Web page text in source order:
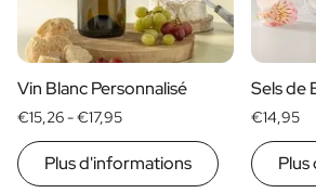
Cadeau d'anniversaire de Mariage
Cadeaux pour les couples mariés
Mise en place de la table
Message sur un cadeau
Carte à Gratter Cadeau
Cadeau pour Elle
Cadeau pour Lui
Vin Blanc Personnalisé
€15,26 -€17,95
Plus d'informations
Sels de
€14,95